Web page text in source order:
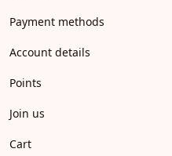
Payment methods
Account details
Points
Join us
Cart